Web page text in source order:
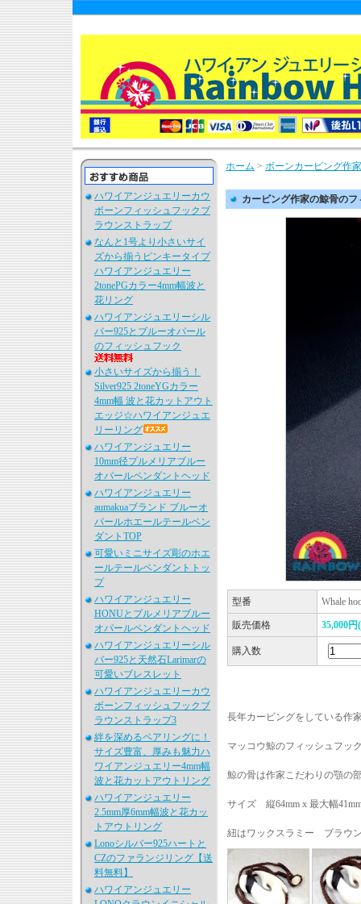
ハワイアンジュエリーカウ
ボーンフィッシュフックブ
ラウンストラップ
なんと1号より小さいサイ
ズから揃うピンキータイプ
ハワイアンジュエリー
2tonePGカラー4mm幅波と
花リング
ハワイアンジュエリーシル
バー925とブルーオパール
のフィッシュフック
小さいサイズから揃う！
Silver925 2toneYGカラー
4mm幅 波と花カットアウト
エッジ☆ハワイアンジュエ
リーリング
ハワイアンジュエリー
10mm径プルメリアブルー
オパールペンダントヘッド
ハワイアンジュエリー
aumakuaブランド ブルーオ
パールホエールテールペン
ダントTOP
可愛いミニサイズ彫のホエ
ールテールペンダントトッ
プ
ハワイアンジュエリー
HONUとプルメリアブルー
オパールペンダントヘッド
ハワイアンジュエリーシル
バー925と天然石Larimarの
可愛いブレスレット
ハワイアンジュエリーカウ
ボーンフィッシュフックブ
ラウンストラップ3
絆を深めるペアリングに！
サイズ豊富、厚みも魅力ハ
ワイアンジュエリー4mm幅
波と花カットアウトリング
ハワイアンジュエリー
2.5mm厚6mm幅波と花カッ
トアウトリング
Lonoシルバー925ハートと
CZのファランジリング【送
料無料】
ハワイアンジュエリー
ホーム > ボーンカービング作
カービング作家の鯨骨の
型番 Whale
販売価格 35,000円
購入数
長年カービングをしている作
マッコウ鯨のフィッシュフッ
鯨の骨は作家こだわりの顎の
サイズ 縦64mm x 最大幅
紐はワックスラミー ブラウ